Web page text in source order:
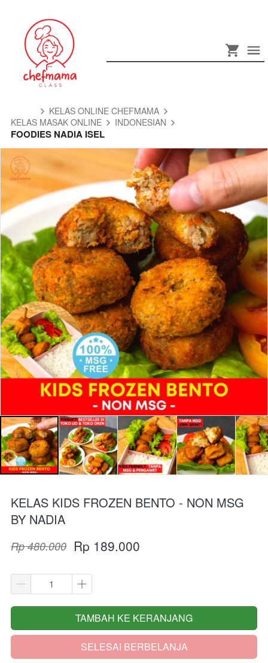
KELAS ONLINE CHEFMAMA
KELAS MASAK ONLINE
INDONESIAN
FOODIES NADIA ISEL
KELAS KIDS FROZEN BENTO - NON MSG
BY NADIA
Rp 480.000 Rp 189.000
`
TAMBAH KE KERANJANG
`SELESAI BERBELANJA